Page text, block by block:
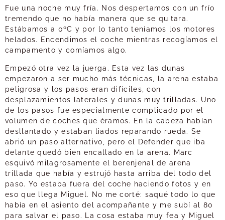
Fue una noche muy fría. Nos despertamos con un frío
tremendo que no había manera que se quitara.
Estábamos a 0ºC y por lo tanto teníamos los motores
helados. Encendimos el coche mientras recogíamos el
campamento y comíamos algo.
Empezó otra vez la juerga. Esta vez las dunas
empezaron a ser mucho más técnicas, la arena estaba
peligrosa y los pasos eran difíciles, con
desplazamientos laterales y dunas muy trilladas. Uno
de los pasos fue especialmente complicado por el
volumen de coches que éramos. En la cabeza habían
desllantado y estaban liados reparando rueda. Se
abrió un paso alternativo, pero el Defender que iba
delante quedó bien encallado en la arena. Marc
esquivó milagrosamente el berenjenal de arena
trillada que había y estrujó hasta arriba del todo del
paso. Yo estaba fuera del coche haciendo fotos y en
eso que llega Miguel. No me corté: saqué todo lo que
había en el asiento del acompañante y me subí al 80
para salvar el paso. La cosa estaba muy fea y Miguel